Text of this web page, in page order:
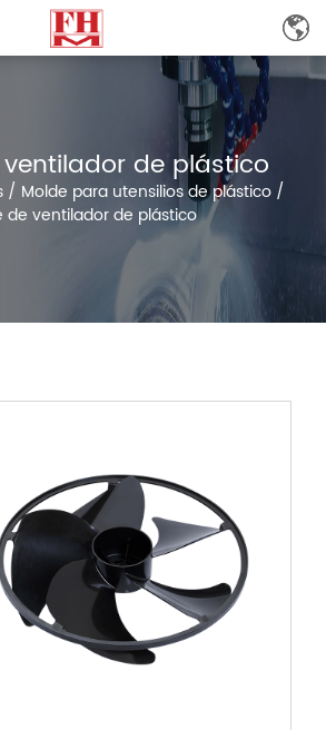
de plástico
/ Molde para utensilios de plástico/
de ventilador de plástico